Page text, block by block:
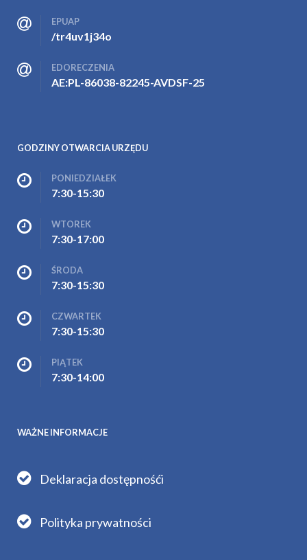
EPUAP
/tr4uv1j34o
EDORECZENIA
AE:PL-86038-82245-AVDSF-25
GODZINY OTWARCIA URZĘDU
PONIEDZIAŁEK
7:30-15:30
WTOREK
7:30-17:00
ŚRODA
7:30-15:30
CZWARTEK
7:30-15:30
PIĄTEK
7:30-14:00
WAŻNE INFORMACJE
Deklaracja dostępnośći
Polityka prywatności